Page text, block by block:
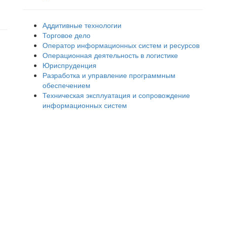
Аддитивные технологии
Торговое дело
Оператор информационных систем и ресурсов
Операционная деятельность в логистике
Юриспруденция
Разработка и управление программным
обеспечением
Техническая эксплуатация и сопровождение
информационных систем